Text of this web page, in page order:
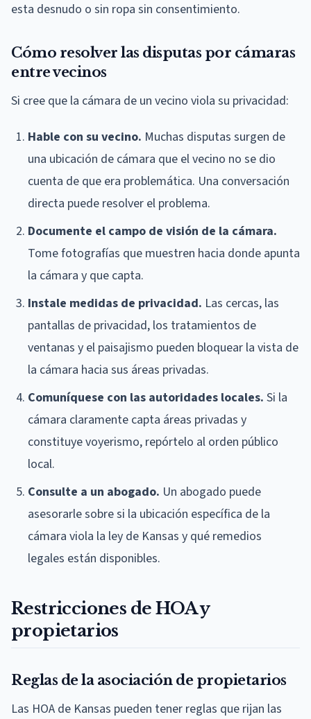
esta desnudo o sin ropa sin consentimiento.
Cómo resolver las disputas por cámaras
entre vecinos
Si cree que la cámara de un vecino viola su privacidad:
Hable con su vecino. Muchas disputas surgen de
una ubicación de cámara que el vecino no se dio
cuenta de que era problemática. Una conversación
directa puede resolver el problema.
Documente el campo de visión de la cámara.
Tome fotografías que muestren hacia donde apunta
la cámara y que capta.
Instale medidas de privacidad. Las cercas, las
pantallas de privacidad, los tratamientos de
ventanas y el paisajismo pueden bloquear la vista de
la cámara hacia sus áreas privadas.
Comuníquese con las autoridades locales. Si la
cámara claramente capta áreas privadas y
constituye voyerismo, repórtelo al orden público
local.
Consulte a un abogado. Un abogado puede
asesorarle sobre si la ubicación específica de la
cámara viola la ley de Kansas y qué remedios
legales están disponibles.
Restricciones de HOA y
propietarios
Reglas de la asociación de propietarios
Las HOA de Kansas pueden tener reglas que rijan las